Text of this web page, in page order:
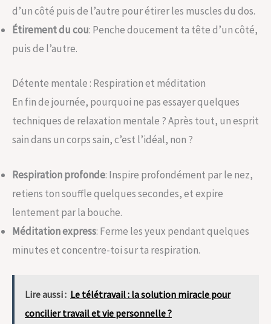
d’un côté puis de l’autre pour étirer les muscles du dos.
Étirement du cou: Penche doucement ta tête d’un côté,
puis de l’autre.
Détente mentale : Respiration et méditation
En fin de journée, pourquoi ne pas essayer quelques
techniques de relaxation mentale ? Après tout, un esprit
sain dans un corps sain, c’est l’idéal, non ?
Respiration profonde: Inspire profondément par le nez,
retiens ton souffle quelques secondes, et expire
lentement par la bouche.
Méditation express: Ferme les yeux pendant quelques
minutes et concentre-toi sur ta respiration.
Lire aussi : Le télétravail : la solution miracle pour
concilier travail et vie personnelle ?